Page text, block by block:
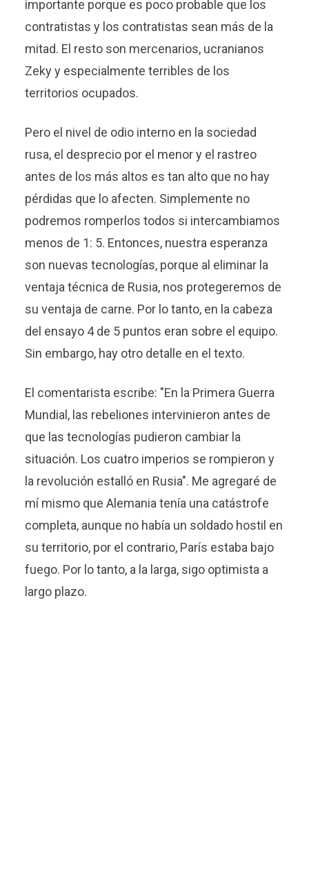
importante porque es poco probable que los
contratistas y los contratistas sean más de la
mitad. El resto son mercenarios, ucranianos
Zeky y especialmente terribles de los
territorios ocupados.
Pero el nivel de odio interno en la sociedad
rusa, el desprecio por el menor y el rastreo
antes de los más altos es tan alto que no hay
pérdidas que lo afecten. Simplemente no
podremos romperlos todos si intercambiamos
menos de 1: 5. Entonces, nuestra esperanza
son nuevas tecnologías, porque al eliminar la
ventaja técnica de Rusia, nos protegeremos de
su ventaja de carne. Por lo tanto, en la cabeza
del ensayo 4 de 5 puntos eran sobre el equipo.
Sin embargo, hay otro detalle en el texto.
El comentarista escribe: "En la Primera Guerra
Mundial, las rebeliones intervinieron antes de
que las tecnologías pudieron cambiar la
situación. Los cuatro imperios se rompieron y
la revolución estalló en Rusia". Me agregaré de
mí mismo que Alemania tenía una catástrofe
completa, aunque no había un soldado hostil en
su territorio, por el contrario, París estaba bajo
fuego. Por lo tanto, a la larga, sigo optimista a
largo plazo.